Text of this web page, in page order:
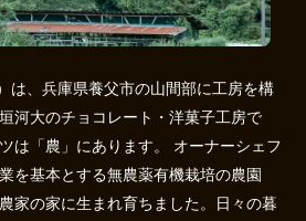
は、兵庫県養父市の山間部に工房を構
河大のチョコレート・洋菓子工房で
は「農」にあります。 オーナーシェフ
を基本とする無農薬有機栽培の農園
家の家に生まれ育ちました。日々の暮